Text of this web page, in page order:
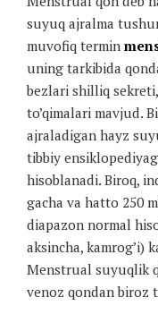
suyuq ajralma
muvofiq termin
uning tarkibida
bezlari shilliq
to’qimalari mavjud.
ajraladigan hayz
tibbiy
hisoblanadi. Biroq,
gacha va hatto 250
diapazon normal
aksincha, kamrog’i)
Menstrual suyuqlik
venoz qondan biroz